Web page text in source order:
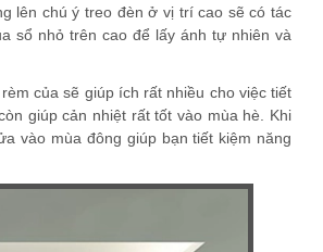
lên chú ý treo đèn ở vị trí cao sẽ có tác
sổ nhỏ trên cao để lấy ánh tự nhiên và
của sẽ giúp ích rất nhiều cho việc tiết
giúp cản nhiệt rất tốt vào mùa hè. Khi
vào mùa đông giúp bạn tiết kiệm năng